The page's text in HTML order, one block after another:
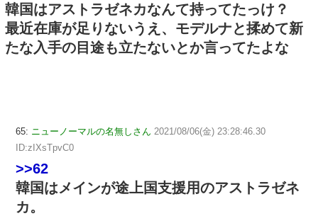
韓国はアストラゼネカなんて持ってたっけ？
最近在庫が足りないうえ、モデルナと揉めて新
たな入手の目途も立たないとか言ってたよな
65: ニューノーマルの名無しさん 2021/08/06(金) 23:28:46.30
ID:zIXsTpvC0
>>62
韓国はメインが途上国支援用のアストラゼネ
カ。